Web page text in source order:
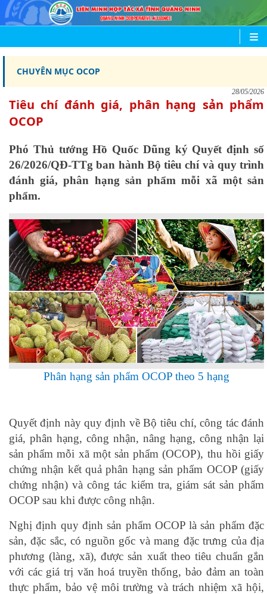
CHUYÊN MỤC OCOP
28/05/2026
Tiêu chí đánh giá, phân hạng sản phẩm
OCOP
Phó Thủ tướng Hồ Quốc Dũng ký Quyết định số
26/2026/QĐ-TTg ban hành Bộ tiêu chí và quy trình
đánh giá, phân hạng sản phẩm mỗi xã một sản
phẩm.
Phân hạng sản phẩm OCOP theo 5 hạng
Quyết định này quy định về Bộ tiêu chí, công tác đánh
giá, phân hạng, công nhận, nâng hạng, công nhận lại
sản phẩm mỗi xã một sản phẩm (OCOP), thu hồi giấy
chứng nhận kết quả phân hạng sản phẩm OCOP (giấy
chứng nhận) và công tác kiểm tra, giám sát sản phẩm
OCOP sau khi được công nhận.
Nghị định quy định sản phẩm OCOP là sản phẩm đặc
sản, đặc sắc, có nguồn gốc và mang đặc trưng của địa
phương (làng, xã), được sản xuất theo tiêu chuẩn gắn
với các giá trị văn hoá truyền thống, bảo đảm an toàn
thực phẩm, bảo vệ môi trường và trách nhiệm xã hội,